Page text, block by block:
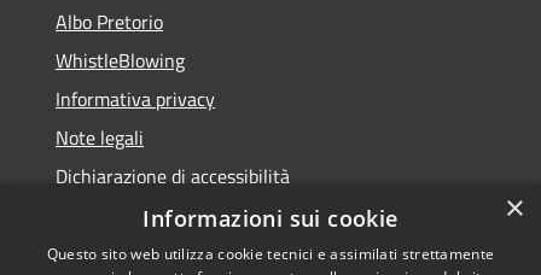
Albo Pretorio
WhistleBlowing
Informativa privacy
Note legali
Dichiarazione di accessibilità
×
Informazioni sui cookie
Questo sito web utilizza cookie tecnici e assimilati strettamente